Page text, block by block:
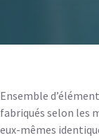
Ensemble
fabriqués selon les
eux-mêmes